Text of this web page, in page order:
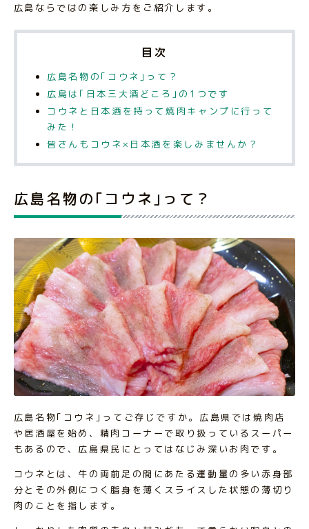
広島ならではの楽しみ方をご紹介します。
目次
広島名物の｢コウネ｣って？
広島は｢日本三大酒どころ｣の1つです
コウネと日本酒を持って焼肉キャンプに行って
みた！
皆さんもコウネ×日本酒を楽しみませんか？
広島名物の｢コウネ｣って？
広島名物｢コウネ｣ってご存じですか。広島県では焼肉店
や居酒屋を始め、精肉コーナーで取り扱っているスーパー
もあるので、広島県民にとってはなじみ深いお肉です。
コウネとは、牛の両前足の間にあたる運動量の多い赤身部
分とその外側につく脂身を薄くスライスした状態の薄切り
肉のことを指します。